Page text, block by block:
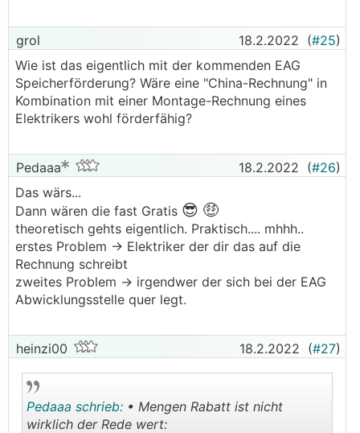
grol 18.2.2022 (#25)
Wie ist das eigentlich mit der kommenden EAG
Speicherförderung? Wäre eine "China-Rechnung" in
Kombination mit einer Montage-Rechnung eines
Elektrikers wohl förderfähig?
Pedaaa 18.2.2022 (#26)
Das wärs...
Dann wären die fast Gratis 😎 🤑
theoretisch gehts eigentlich. Praktisch.... mhhh..
erstes Problem -> Elektriker der dir das auf die
Rechnung schreibt
zweites Problem -> irgendwer der sich bei der EAG
Abwicklungsstelle quer legt.
heinzi00 18.2.2022 (#27)
Pedaaa schrieb: • Mengen Rabatt ist nicht
wirklich der Rede wert: